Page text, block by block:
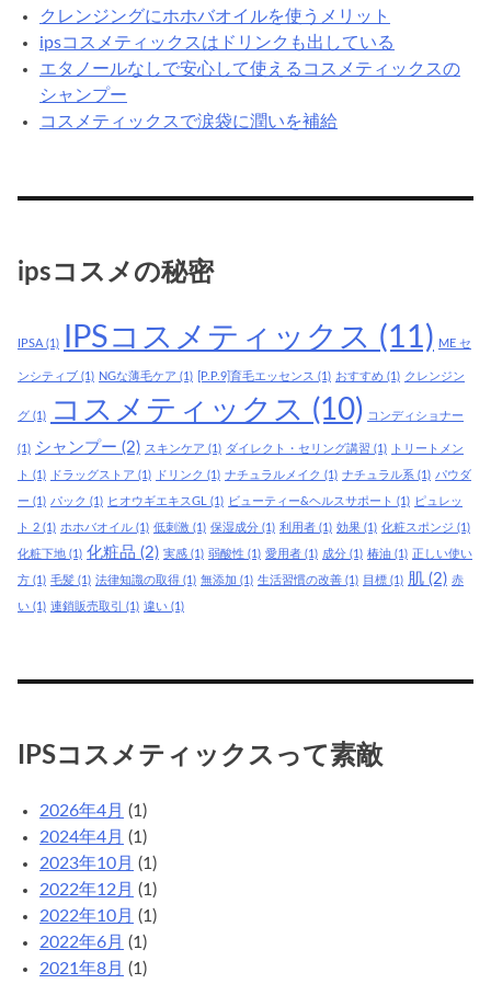
クレンジングにホホバオイルを使うメリット
ipsコスメティックスはドリンクも出している
エタノールなしで安心して使えるコスメティックスの
シャンプー
コスメティックスで涙袋に潤いを補給
ipsコスメの秘密
IPSA (1) IPSコスメティックス (11) ME セ
ンシティブ (1) NGな薄毛ケア (1) [P.P.9]育毛エッセンス (1) おすすめ (1) クレンジン
グ (1) コスメティックス (10) コンディショナー
(1) シャンプー (2) スキンケア (1) ダイレクト・セリング講習 (1) トリートメン
ト (1) ドラッグストア (1) ドリンク (1) ナチュラルメイク (1) ナチュラル系 (1) パウダ
ー (1) パック (1) ヒオウギエキスGL (1) ビューティー&ヘルスサポート (1) ピュレッ
ト 2 (1) ホホバオイル (1) 低刺激 (1) 保湿成分 (1) 利用者 (1) 効果 (1) 化粧スポンジ (1)
化粧下地 (1) 化粧品 (2) 実感 (1) 弱酸性 (1) 愛用者 (1) 成分 (1) 椿油 (1) 正しい使い
方 (1) 毛髪 (1) 法律知識の取得 (1) 無添加 (1) 生活習慣の改善 (1) 目標 (1) 肌 (2) 赤
い (1) 連鎖販売取引 (1) 違い (1)
IPSコスメティックスって素敵
2026年4月 (1)
2024年4月 (1)
2023年10月 (1)
2022年12月 (1)
2022年10月 (1)
2022年6月 (1)
2021年8月 (1)